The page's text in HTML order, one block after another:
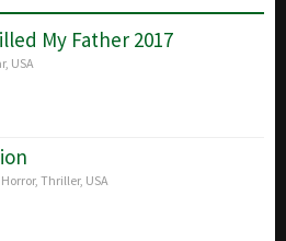
Jun
2018
Burianová
My Father 2017
, USA
Horror, Thriller, USA